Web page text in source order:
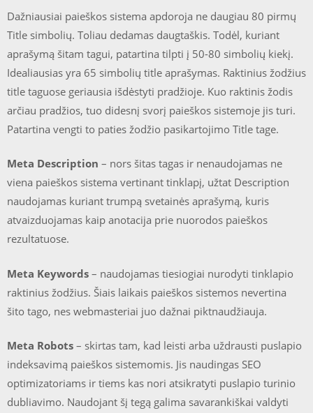
Dažniausiai paieškos sistema apdoroja ne daugiau 80 pirmų
Title simbolių. Toliau dedamas daugtaškis. Todėl, kuriant
aprašymą šitam tagui, patartina tilpti į 50-80 simbolių kiekį.
Idealiausias yra 65 simbolių title aprašymas. Raktinius žodžius
title taguose geriausia išdėstyti pradžioje. Kuo raktinis žodis
arčiau pradžios, tuo didesnį svorį paieškos sistemoje jis turi.
Patartina vengti to paties žodžio pasikartojimo Title tage.
Meta Description – nors šitas tagas ir nenaudojamas ne
viena paieškos sistema vertinant tinklapį, užtat Description
naudojamas kuriant trumpą svetainės aprašymą, kuris
atvaizduojamas kaip anotacija prie nuorodos paieškos
rezultatuose.
Meta Keywords – naudojamas tiesiogiai nurodyti tinklapio
raktinius žodžius. Šiais laikais paieškos sistemos nevertina
šito tago, nes webmasteriai juo dažnai piktnaudžiauja.
Meta Robots – skirtas tam, kad leisti arba uždrausti puslapio
indeksavimą paieškos sistemomis. Jis naudingas SEO
optimizatoriams ir tiems kas nori atsikratyti puslapio turinio
dubliavimo. Naudojant šį tegą galima savarankiškai valdyti